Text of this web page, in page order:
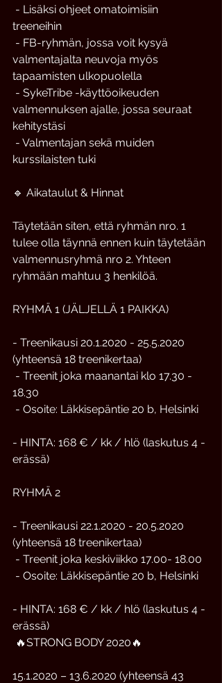
treeneihin
valmentajalta neuvoja myös
tapaamisten ulkopuolella
valmennuksen ajalle, jossa seuraat
kehitystäsi
kurssilaisten tuki
🔹 Aikataulut & Hinnat
Täytetään siten, että ryhmän nro. 1
tulee olla täynnä ennen kuin täytetään
valmennusryhmä nro 2. Yhteen
ryhmään mahtuu 3 henkilöä.
RYHMÄ 1 (JÄLJELLÄ 1 PAIKKA)
- Treenikausi 20.1.2020 - 25.5.2020
(yhteensä 18 treenikertaa)
18.30
- Osoite: Läkkisepäntie 20 b, Helsinki
- HINTA: 168 € / kk / hlö (laskutus 4 -
erässä)
RYHMÄ 2
- Treenikausi 22.1.2020 - 20.5.2020
(yhteensä 18 treenikertaa)
- Treenit joka keskiviikko 17.00- 18.00
- Osoite: Läkkisepäntie 20 b, Helsinki
- HINTA: 168 € / kk / hlö (laskutus 4 -
erässä)
🔥STRONG BODY 2020🔥
15.1.2020 – 13.6.2020 (yhteensä 43